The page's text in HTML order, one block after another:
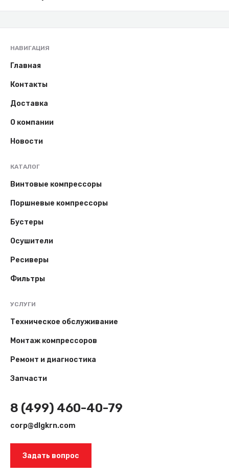
НАВИГАЦИЯ
Главная
Контакты
Доставка
О компании
Новости
КАТАЛОГ
Винтовые компрессоры
Поршневые компрессоры
Бустеры
Осушители
Ресиверы
Фильтры
УСЛУГИ
Техническое обслуживание
Монтаж компрессоров
Ремонт и диагностика
Запчасти
8 (499) 460-40-79
corp@dlgkrn.com
Задать вопрос